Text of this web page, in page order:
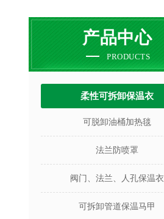
产品中心
PRODUCTS
柔性可拆卸保温衣
可脱卸油桶加热毯
法兰防喷罩
阀门、法兰、人孔保温衣
可拆卸管道保温马甲